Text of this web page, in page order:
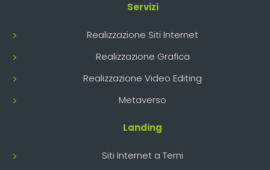
Servizi
Realizzazione Siti Internet
Realizzazione Grafica
Realizzazione Video Editing
Metaverso
Landing
Siti Internet a Terni